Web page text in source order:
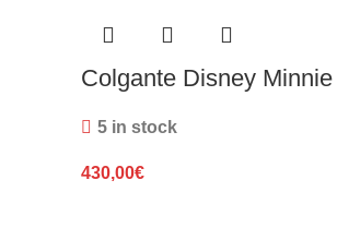
Colgante Disney Minnie
5 in stock
430,00€